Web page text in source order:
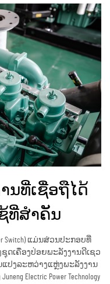
ນທີ່ເຊື່ອຖືໄດ້
ທີ່ສຳຄັນ
Switch) ແມ່ນສ່ວນປະກອບທີ່
ດເຄື່ອງປ່ອຍພະລັງງານດີເຊວ
ນແປງລະຫວ່າງແຫຼ່ງພະລັງງານ
Electric Power Technology